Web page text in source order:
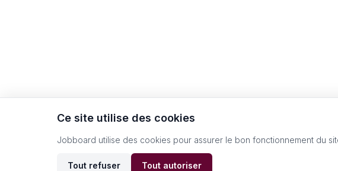
Ce site utilise des cookies
Jobboard utilise des cookies pour assurer le bon fonctionnement du
Tout refuser Tout autoriser